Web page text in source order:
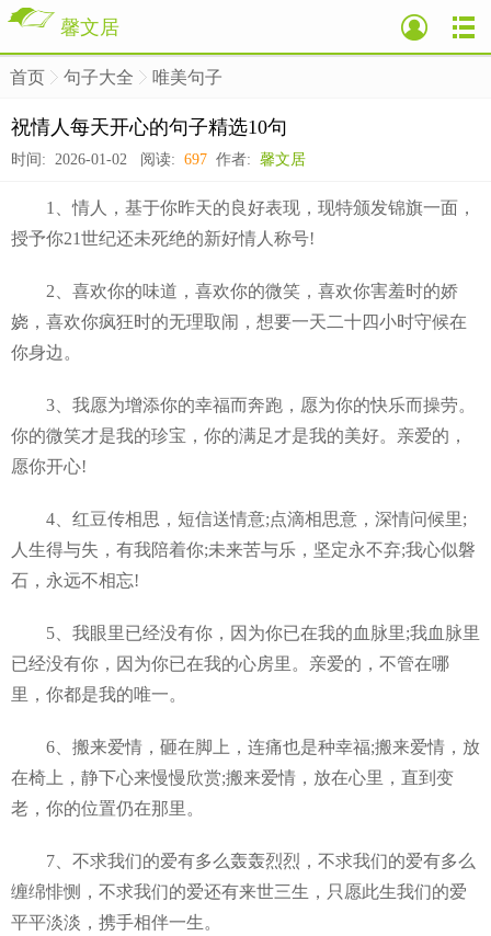
馨文居
首页 句子大全 唯美句子
祝情人每天开心的句子精选10句
时间: 2026-01-02 阅读: 697 作者: 馨文居
1、情人，基于你昨天的良好表现，现特颁发锦旗一面，
授予你21世纪还未死绝的新好情人称号!
2、喜欢你的味道，喜欢你的微笑，喜欢你害羞时的娇
娆，喜欢你疯狂时的无理取闹，想要一天二十四小时守候在
你身边。
3、我愿为增添你的幸福而奔跑，愿为你的快乐而操劳。
你的微笑才是我的珍宝，你的满足才是我的美好。亲爱的，
愿你开心!
4、红豆传相思，短信送情意;点滴相思意，深情问候里;
人生得与失，有我陪着你;未来苦与乐，坚定永不弃;我心似磐
石，永远不相忘!
5、我眼里已经没有你，因为你已在我的血脉里;我血脉里
已经没有你，因为你已在我的心房里。亲爱的，不管在哪
里，你都是我的唯一。
6、搬来爱情，砸在脚上，连痛也是种幸福;搬来爱情，放
在椅上，静下心来慢慢欣赏;搬来爱情，放在心里，直到变
老，你的位置仍在那里。
7、不求我们的爱有多么轰轰烈烈，不求我们的爱有多么
缠绵悱恻，不求我们的爱还有来世三生，只愿此生我们的爱
平平淡淡，携手相伴一生。